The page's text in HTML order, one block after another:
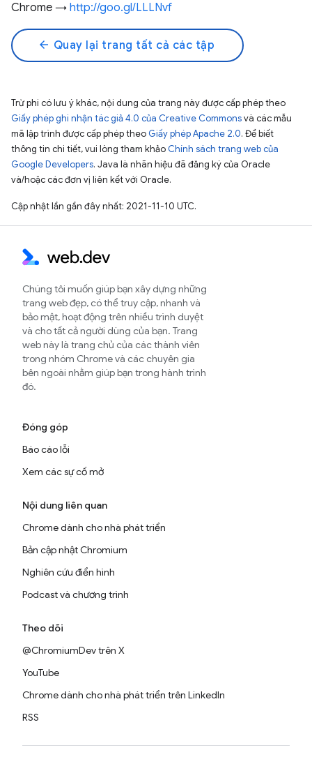
Chrome → http://goo.gl/LLLNvf
arrow_back Quay lại trang tất cả các tập
Trừ phi có lưu ý khác, nội dung của trang này được cấp phép theo
Giấy phép ghi nhận tác giả 4.0 của Creative Commonsvà các mẫu
mã lập trình được cấp phép theo Giấy phép Apache 2.0. Để biết
thông tin chi tiết, vui lòng tham khảo Chính sách trang web của
Google Developers. Java là nhãn hiệu đã đăng ký của Oracle
và/hoặc các đơn vị liên kết với Oracle.
Cập nhật lần gần đây nhất: 2021-11-10 UTC.
Chúng tôi muốn giúp bạn xây dựng những
trang web đẹp, có thể truy cập, nhanh và
bảo mật, hoạt động trên nhiều trình duyệt
và cho tất cả người dùng của bạn. Trang
web này là trang chủ của các thành viên
trong nhóm Chrome và các chuyên gia
bên ngoài nhằm giúp bạn trong hành trình
đó.
Đóng góp
Báo cáo lỗi
Xem các sự cố mở
Nội dung liên quan
Chrome dành cho nhà phát triển
Bản cập nhật Chromium
Nghiên cứu điển hình
Podcast và chương trình
Theo dõi
@ChromiumDev trên X
YouTube
Chrome dành cho nhà phát triển trên LinkedIn
RSS